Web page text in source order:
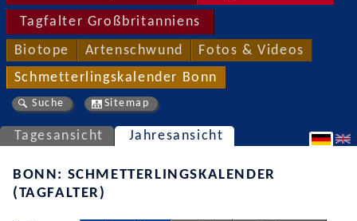
Tagfalter Großbritanniens
Biotope Artenschwund Fotos & Videos
Schmetterlingskalender Bonn
Suche Sitemap
Tagesansicht Jahresansicht
BONN: SCHMETTERLINGSKALENDER
(TAGFALTER)